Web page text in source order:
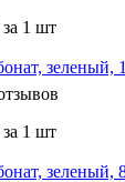
1 шт
зеленый,
1 шт
зеленый,